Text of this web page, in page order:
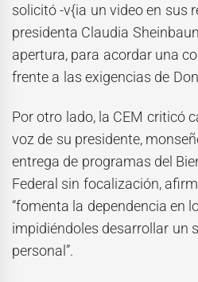
solicitó -v{ia un video en sus
presidenta Claudia
apertura, para acordar una
frente a las exigencias de
Por otro lado, la CEM criticó
voz de su presidente,
entrega de programas del
Federal sin focalización,
“fomenta la dependencia en
impidiéndoles desarrollar un
personal”.